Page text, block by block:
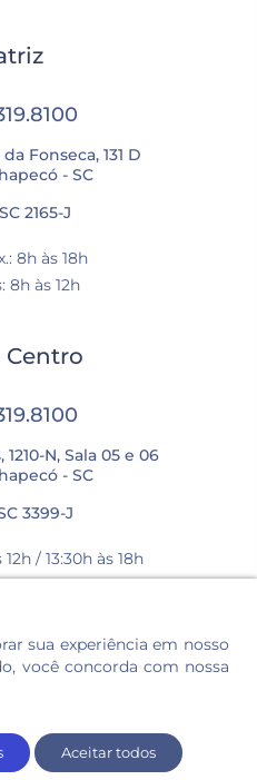
Fonseca, 131 D
- SC
2165-J
8h às 18h
8h às 12h
Centro
N, Sala 05 e 06
- SC
3399-J
/ 13:30h às 18h
8h às 12h
os direitos reservados.
e cookies.
sua experiência em nosso
você concorda com nossa
Aceitar todos